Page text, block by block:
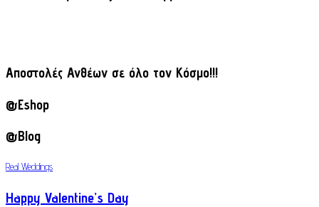
Αποστολές Ανθέων σε όλο τον Κόσμο!!!
@Eshop
@Blog
Real Weddings
Happy Valentine’s Day